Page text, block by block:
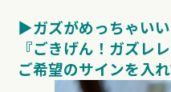
▶︎ガズがめっちゃい
『ごきげん！ガズレレ
ご希望のサインを入